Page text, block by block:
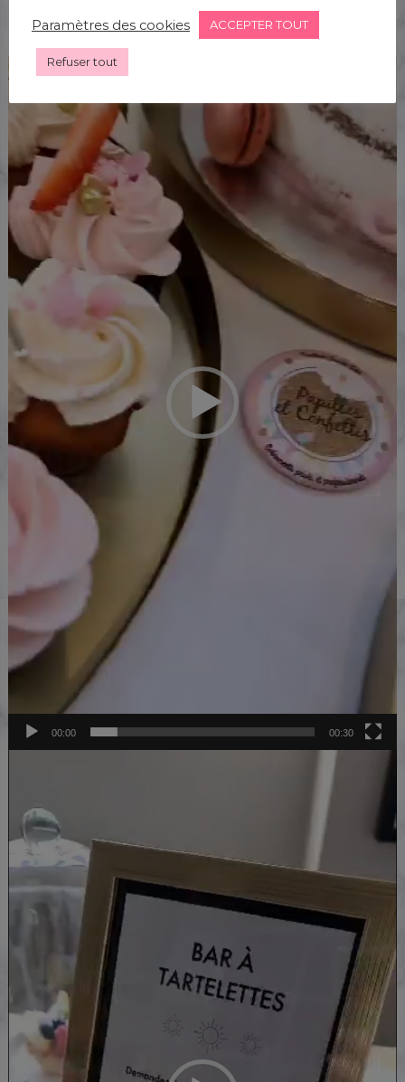
NOS PRESTATIONS EN VIDÉO
Lecteur
vidéo
00:00 00:30
Paramètres des cookies ACCEPTER TOUT
Refuser tout